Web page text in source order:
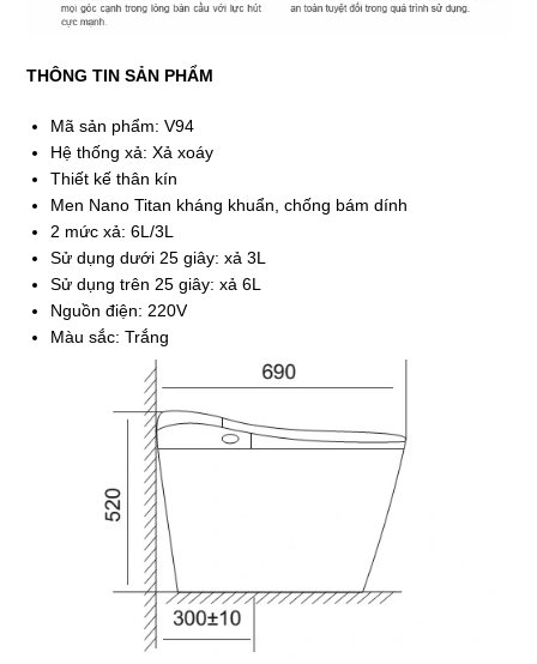
THÔNG TIN SẢN PHẨM
Mã sản phẩm: V94
Hệ thống xả: Xả xoáy
Thiết kế thân kín
Men Nano Titan kháng khuẩn, chống bám dính
2 mức xả: 6L/3L
Sử dụng dưới 25 giây: xả 3L
Sử dụng trên 25 giây: xả 6L
Nguồn điện: 220V
Màu sắc: Trắng